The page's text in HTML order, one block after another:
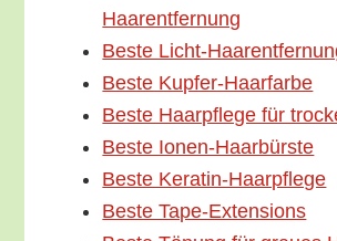
Haarentfernung
Bes­te Licht-
Bes­te Kupfer-Haarfarbe
Bes­te Haar­pfle­ge für
Bes­te Ionen-Haarbürste
Bes­te Keratin-Haarpflege
Bes­te Tape-Extensions